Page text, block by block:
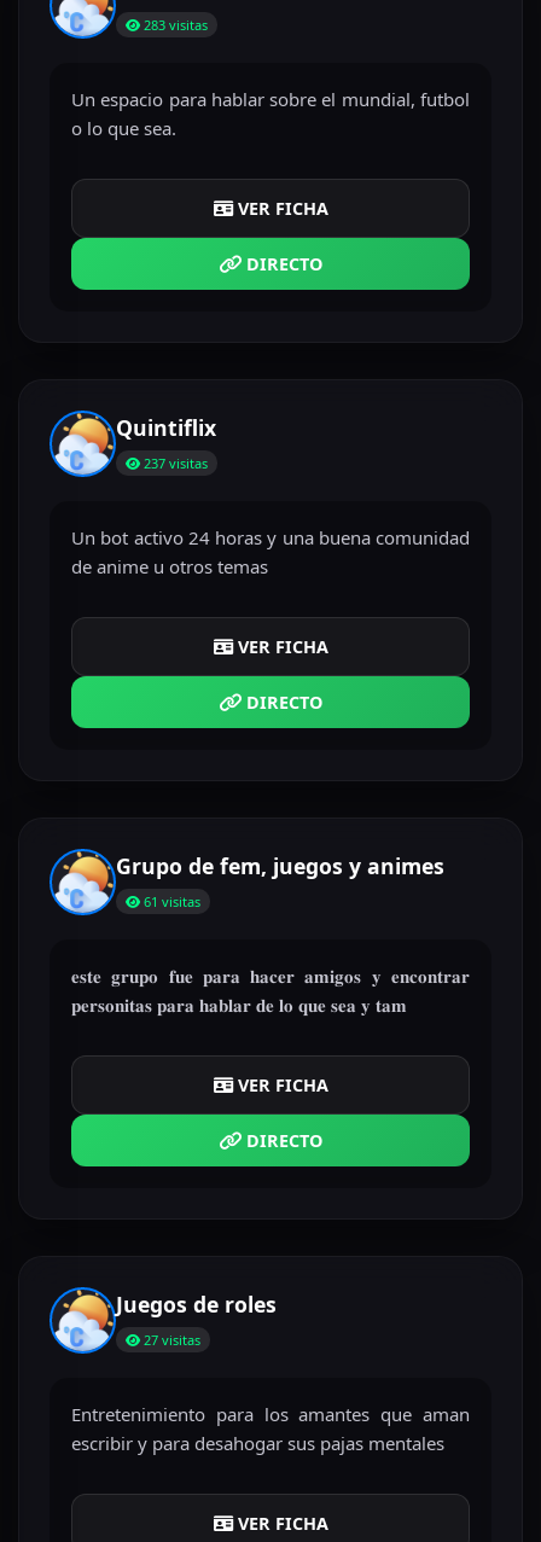
283 visitas
Un espacio para hablar sobre el mundial, futbol
o lo que sea.
VER FICHA
DIRECTO
Quintiflix
237 visitas
Un bot activo 24 horas y una buena comunidad
de anime u otros temas
VER FICHA
DIRECTO
Grupo de fem, juegos y animes
61 visitas
𝐞𝐬𝐭𝐞 𝐠𝐫𝐮𝐩𝐨 𝐟𝐮𝐞 𝐩𝐚𝐫𝐚 𝐡𝐚𝐜𝐞𝐫 𝐚𝐦𝐢𝐠𝐨𝐬 𝐲 𝐞𝐧𝐜𝐨𝐧𝐭𝐫𝐚𝐫
𝐩𝐞𝐫𝐬𝐨𝐧𝐢𝐭𝐚𝐬 𝐩𝐚𝐫𝐚 𝐡𝐚𝐛𝐥𝐚𝐫 𝐝𝐞 𝐥𝐨 𝐪𝐮𝐞 𝐬𝐞𝐚 𝐲 𝐭𝐚𝐦
VER FICHA
DIRECTO
Juegos de roles
27 visitas
Entretenimiento para los amantes que aman
escribir y para desahogar sus pajas mentales
VER FICHA